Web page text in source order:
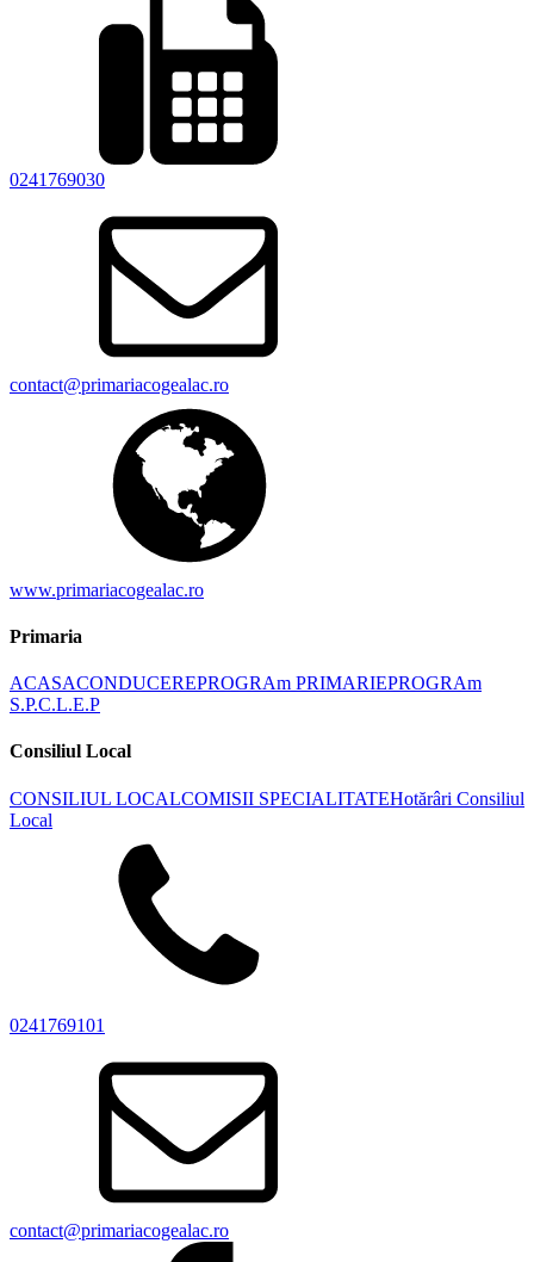
0241769030
contact@primariacogealac.ro
www.primariacogealac.ro
Primaria
ACASACONDUCEREPROGRAm PRIMARIEPROGRAm
S.P.C.L.E.P
Consiliul Local
CONSILIUL LOCALCOMISII SPECIALITATEHotărâri Consiliul
Local
0241769101
contact@primariacogealac.ro